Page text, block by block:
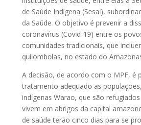
de Saúde Indígena (Sesai),
da Saúde. O objetivo é prevenir a
coronavírus (Covid-19) entre os
comunidades tradicionais, que
quilombolas, no estado do
A decisão, de acordo com o MPF, é
tratamento adequado as
indígenas Warao, que são
vivem em abrigos da capital
de saúde terão cinco dias para se